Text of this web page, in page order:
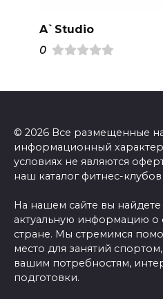
A`Studio
0
© 2026 Все размещенные
информационный
условиях не являются
наш каталог фитнес-
На нашем сайте вы
актуальную информацию о
стране. Мы стремимся
место для занятий
вашим потребностям,
подготовки.